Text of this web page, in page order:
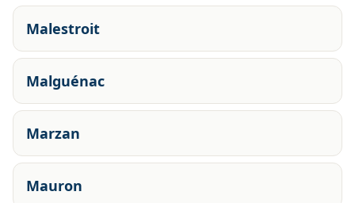
Malestroit
Malguénac
Marzan
Mauron